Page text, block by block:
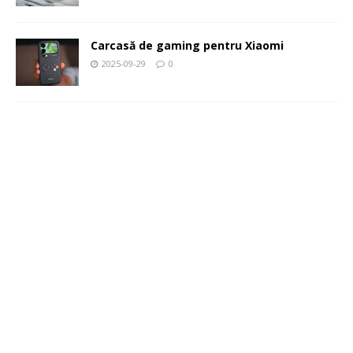
Carcasă de gaming pentru Xiaomi
2025-09-29 0